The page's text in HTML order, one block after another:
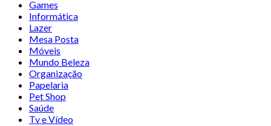
Games
Informática
Lazer
Mesa Posta
Móveis
Mundo Beleza
Organização
Papelaria
Pet Shop
Saúde
Tv e Vídeo